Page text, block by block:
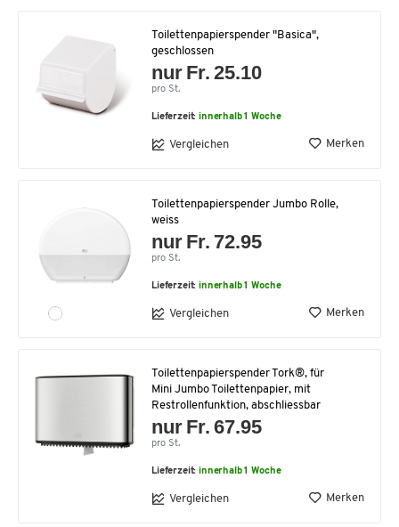
Toilettenpapierspender "Basica",
geschlossen
nur Fr. 25.10
pro St.
Lieferzeit:innerhalb 1 Woche
Vergleichen Merken
Toilettenpapierspender Jumbo Rolle,
weiss
nur Fr. 72.95
pro St.
Lieferzeit:innerhalb 1 Woche
Vergleichen Merken
Toilettenpapierspender Tork®, für
Mini Jumbo Toilettenpapier, mit
Restrollenfunktion, abschliessbar
nur Fr. 67.95
pro St.
Lieferzeit:innerhalb 1 Woche
Vergleichen Merken